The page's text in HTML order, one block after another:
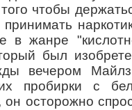
держаться
принимать
в жанре
был
вечером Майлз
пробирки с
он осторожно